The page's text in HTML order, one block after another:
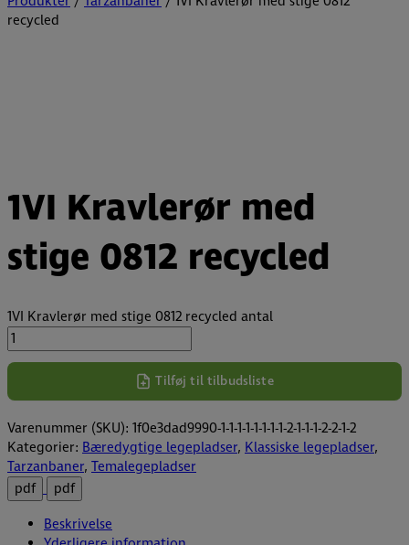
recycled
1VI Kravlerør med
stige 0812 recycled
1VI Kravlerør med stige 0812 recycled antal
Tilføj til tilbudsliste
Varenummer (SKU): 1f0e3dad9990-1-1-1-1-1-1-1-1-2-1-1-1-2-2-1-2
Kategorier: Bæredygtige legepladser, Klassiske legepladser,
Tarzanbaner, Temalegepladser
pdf
pdf
Beskrivelse